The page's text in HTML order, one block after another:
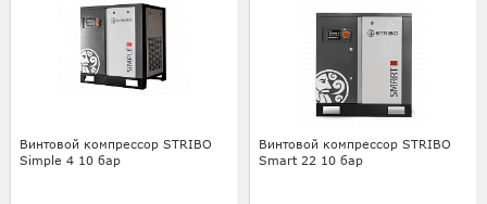
Винтовой компрессор STRIBO
Simple 4 10 бар
Винтовой компрессор STRIBO
Smart 22 10 бар